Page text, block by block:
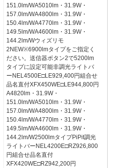
151.0lm/WA5010lm・31.9W・
157.0lm/WA4800lm・31.9W・
150.4lm/WA4770lm・31.9W・
149.5lm/WA4600lm・31.9W・
144.2lm/Wウィズリモ
2NEW※6900lmタイプをご指定く
ださい。送信器ボタン2で5200lm
タイプに設定可能非調光ライトバ
ーNEL4500E□LE929,400円組合せ
品名直付XFX450WE□LE944,800円
A4820lm・31.9W・
151.0lm/WA5010lm・31.9W・
157.0lm/WA4800lm・31.9W・
150.4lm/WA4770lm・31.9W・
149.5lm/WA4600lm・31.9W・
144.2lm/W2500lmタイプPiPit調光
ライトバーNEL4200E□RZ926,800
円組合せ品名直付
XFX420WE□RZ942,200円